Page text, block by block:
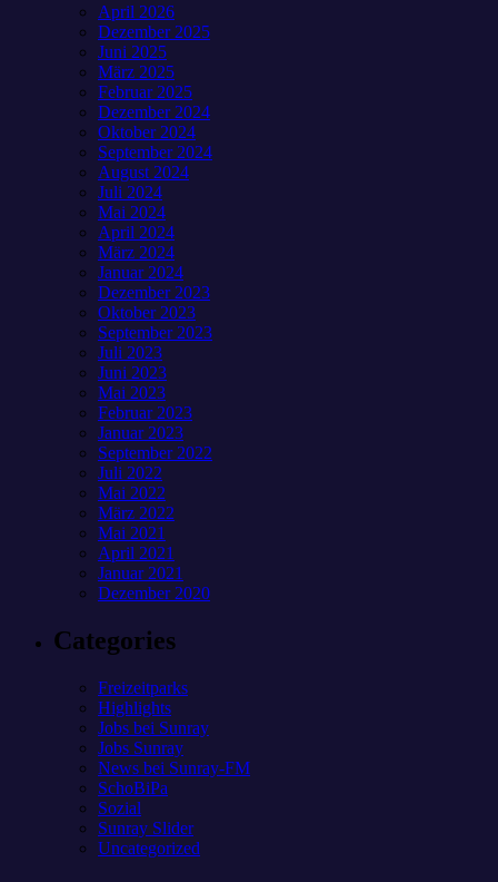
April 2026
Dezember 2025
Juni 2025
März 2025
Februar 2025
Dezember 2024
Oktober 2024
September 2024
August 2024
Juli 2024
Mai 2024
April 2024
März 2024
Januar 2024
Dezember 2023
Oktober 2023
September 2023
Juli 2023
Juni 2023
Mai 2023
Februar 2023
Januar 2023
September 2022
Juli 2022
Mai 2022
März 2022
Mai 2021
April 2021
Januar 2021
Dezember 2020
Categories
Freizeitparks
Highlights
Jobs bei Sunray
Jobs Sunray
News bei Sunray-FM
SchoBiPa
Sozial
Sunray Slider
Uncategorized